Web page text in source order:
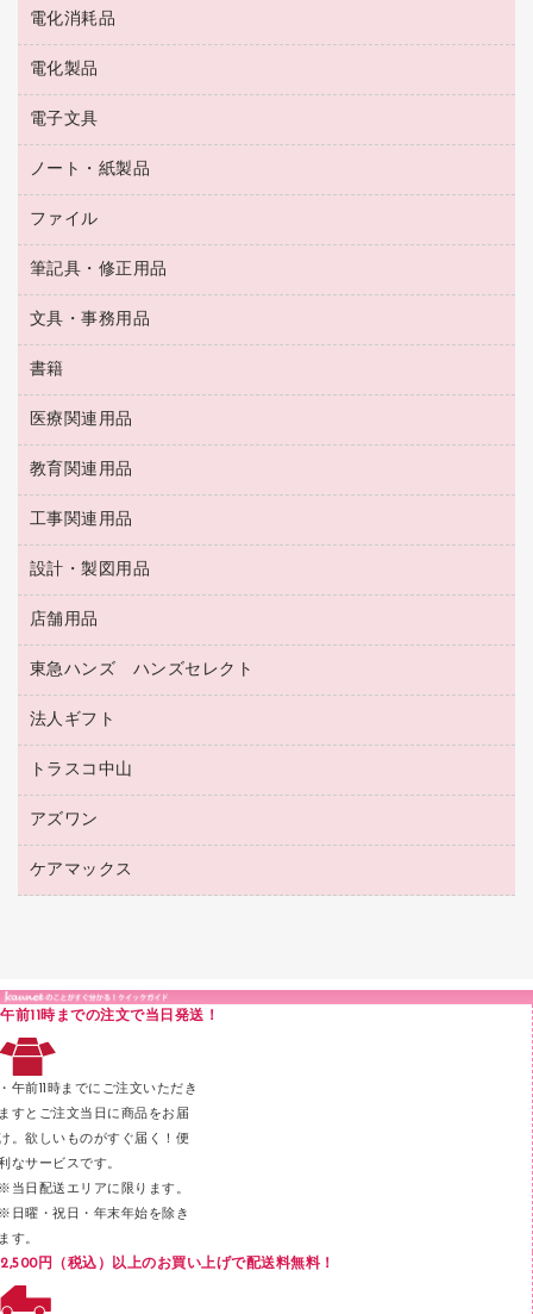
ペット用品
飲食用消耗品
飲食雑貨用品
ハンドソープ・石鹸
トイレ用品
トイレ用洗剤
ティッシュペーパー
ダストボックス
タオル・アメニティ用品
スリッパ・サンダル・シューズ
スポーツ・レジャー用品
ゴミ袋
キッチン用品
食品添加物製品
レーザーポインター
ラミネートフィルム
ラミネータ
タイムレコーダー
シュレッダ
ＯＨＰ用品
冷蔵庫・キッチン・調理家電
テレビ・ＡＶ機器
電化消耗品
電球・蛍光灯
乾電池・充電池
フィルム・カメラ用品
デスクライト
アルバム
電化製品
掃除機・クリーナー
空調・季節家電
その他電化製品
キッチン・調理家電
ＯＡタップ／延長コード
電子文具
電卓
ラベルテープ
その他電子文具
ノート・紙製品
封筒
伝票
典礼用品
帳簿
額縁
各種用紙
ルーズリーフ
バインダーノート
ファイル
名刺整理用品
板目表紙・綴込表紙
背幅が伸びるファイル
統一伝票用ファイル
収納保存用品
レターファイル
リングファイル
プレゼン用ファイル
フラットファイル
ファイルボックス
パイプ式ファイル
その他ファイル
クリヤーホルダー
クリヤーブック（差替式）
クリヤーブック（固定式）
Ｚ式ファイル
２穴リフィル・２穴インデックス
筆記具・修正用品
万年筆
消しゴム
修正液・修正ペン
修正テープ
鉛筆
マーキングペン（油性）
マーキングペン（水性）
ホワイトボード用マーカー
ボールペン（油性）
ボールペン（ゲルインク）
シャープペンシル用替芯
文具・事務用品
輪ゴム
両面テープ
名札
保管・整理用品
壁面／足元収納
備品／小物ケース
透明テープ 事務用
電話台
接着用品
針なしステープラー
紙めくり
裁断機
印章用品
ラベル類
メンディングテープ
メッシュケース／ペンケース
フロアケース
ブックエンド／ブックスタンド
書籍
パソコンソフト
医療関連用品
保健用品
使い捨て手袋
感染症対策用品
介護用品
医療関連用品
教育関連用品
教育関連用品
工事関連用品
工事関連用品
設計・製図用品
設計・製図用品
店舗用品
店舗運営用品
陳列什器
紙手提げ袋
レジ・ポリ袋
ディスプレイ用品
カウンター／お会計用品
東急ハンズ ハンズセレクト
東急ハンズ
法人ギフト
高島屋
高島屋（食品・飲料）
カウネットギフト（食品・飲料）
トラスコ中山
建築・作業用品
アズワン
医療・介護用品（食品・飲料・食添製品）
ケアマックス
午前11時までの注文で当日発送！
午前11時までにご注文いただき
すとご注文当日に商品をお届
。欲しいものがすぐ届く！便
なサービスです。
当日配送エリアに限ります。
日曜・祝日・年末年始を除き
す。
2,500円（税込）以上のお買い上げで配送料無料！